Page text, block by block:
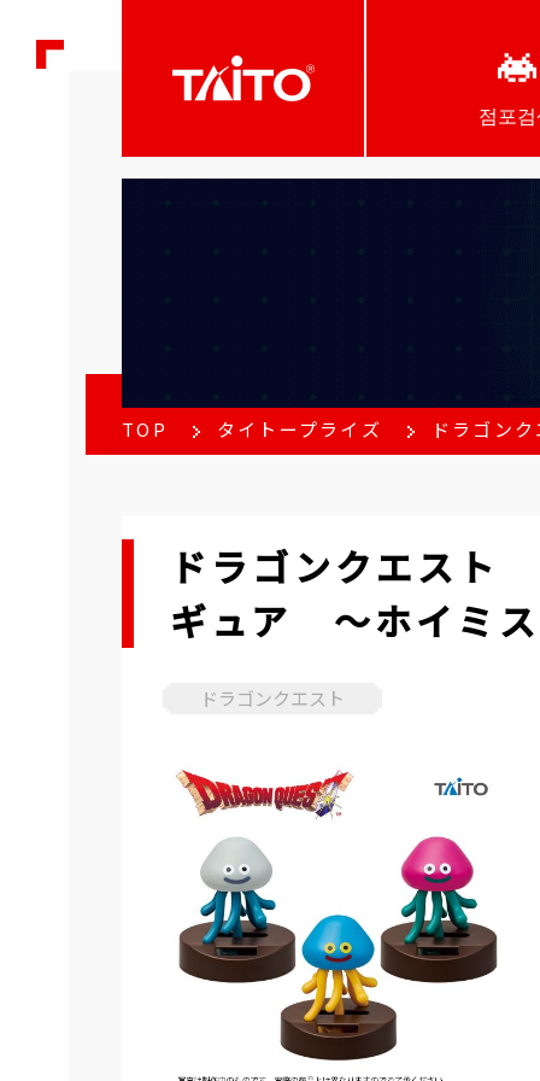
점포
TOP タイトープライズ ドラゴン
ドラゴンクエス
ギュア ～ホイミ
ドラゴンクエスト